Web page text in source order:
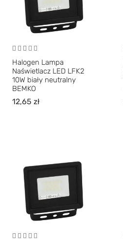
Halogen Lampa
Naświetlacz LED LFK2
10W biały neutralny
BEMKO
12,65 zł